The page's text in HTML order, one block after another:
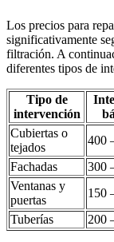
Los precios para
significativamente
filtración. A
diferentes tipos de
Tipo de
intervención
Cubiertas o
tejados
400
Fachadas
300
Ventanas y
puertas
150
Tuberías
200